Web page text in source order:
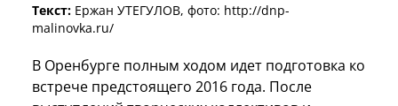
Текст: Ержан УТЕГУЛОВ, фото: http://dnp-
malinovka.ru/
В Оренбурге полным ходом идет подготовка ко
встрече предстоящего 2016 года. После